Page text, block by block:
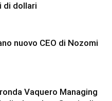
di dollari
nuovo CEO di Nozomi
Vaquero Managing